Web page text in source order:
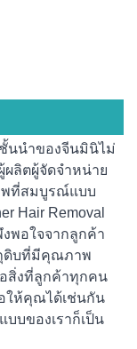
ชั้นนำของจีนมินิไม่
ผลิตผู้จัดจำหน่าย
พที่สมบูรณ์แบบ
Hair Removal
งพอใจจากลูกค้า
ดิบที่มีคุณภาพ
สิ่งที่ลูกค้าทุกคน
ให้คุณได้เช่นกัน
บของเราก็เป็น